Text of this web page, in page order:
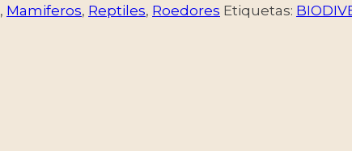
, Mamiferos, Reptiles, Roedores Etiquetas: